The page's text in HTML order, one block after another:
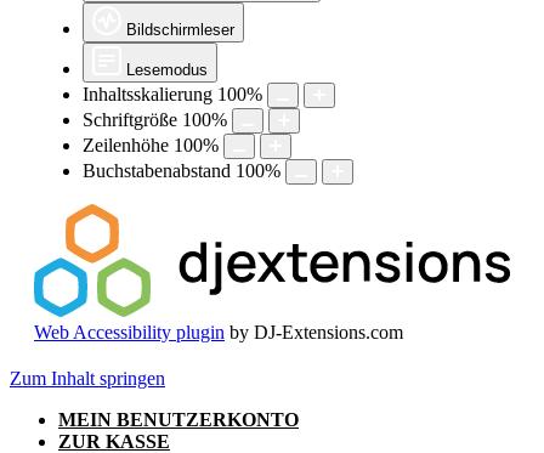
Bildschirmleser
Lesemodus
Inhaltsskalierung 100%
Schriftgröße 100%
Zeilenhöhe 100%
Buchstabenabstand 100%
Web Accessibility plugin by DJ-Extensions.com
Zum Inhalt springen
MEIN BENUTZERKONTO
ZUR KASSE